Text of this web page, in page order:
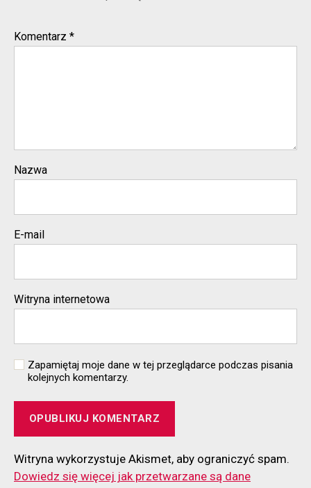
Komentarz *
Nazwa
E-mail
Witryna internetowa
Zapamiętaj moje dane w tej przeglądarce podczas pisania
kolejnych komentarzy.
Witryna wykorzystuje Akismet, aby ograniczyć spam.
Dowiedz się więcej jak przetwarzane są dane